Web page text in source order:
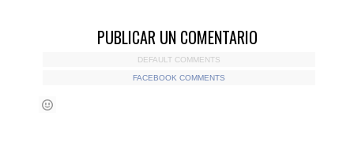
PUBLICAR UN COMENTARIO
DEFAULT COMMENTS
FACEBOOK COMMENTS